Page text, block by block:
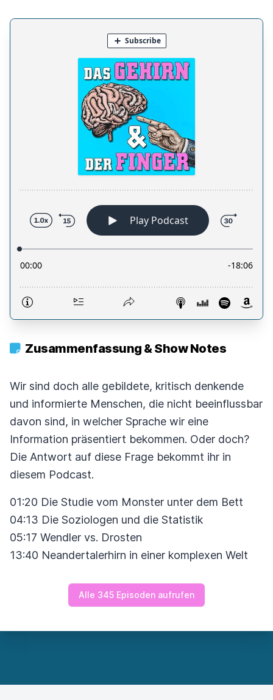
Zusammenfassung & Show Notes
Wir sind doch alle gebildete, kritisch denkende
und informierte Menschen, die nicht beeinflussbar
davon sind, in welcher Sprache wir eine
Information präsentiert bekommen. Oder doch?
Die Antwort auf diese Frage bekommt ihr in
diesem Podcast.
01:20 Die Studie vom Monster unter dem Bett
04:13 Die Soziologen und die Statistik
05:17 Wendler vs. Drosten
13:40 Neandertalerhirn in einer komplexen Welt
Alle 345 Episoden aufrufen